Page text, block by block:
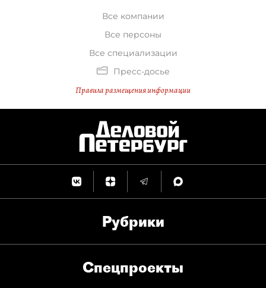
Все компании
Все персоны
Все специализации
Пресс-досье
Правила размещения информации
Рубрики
Спец­проекты